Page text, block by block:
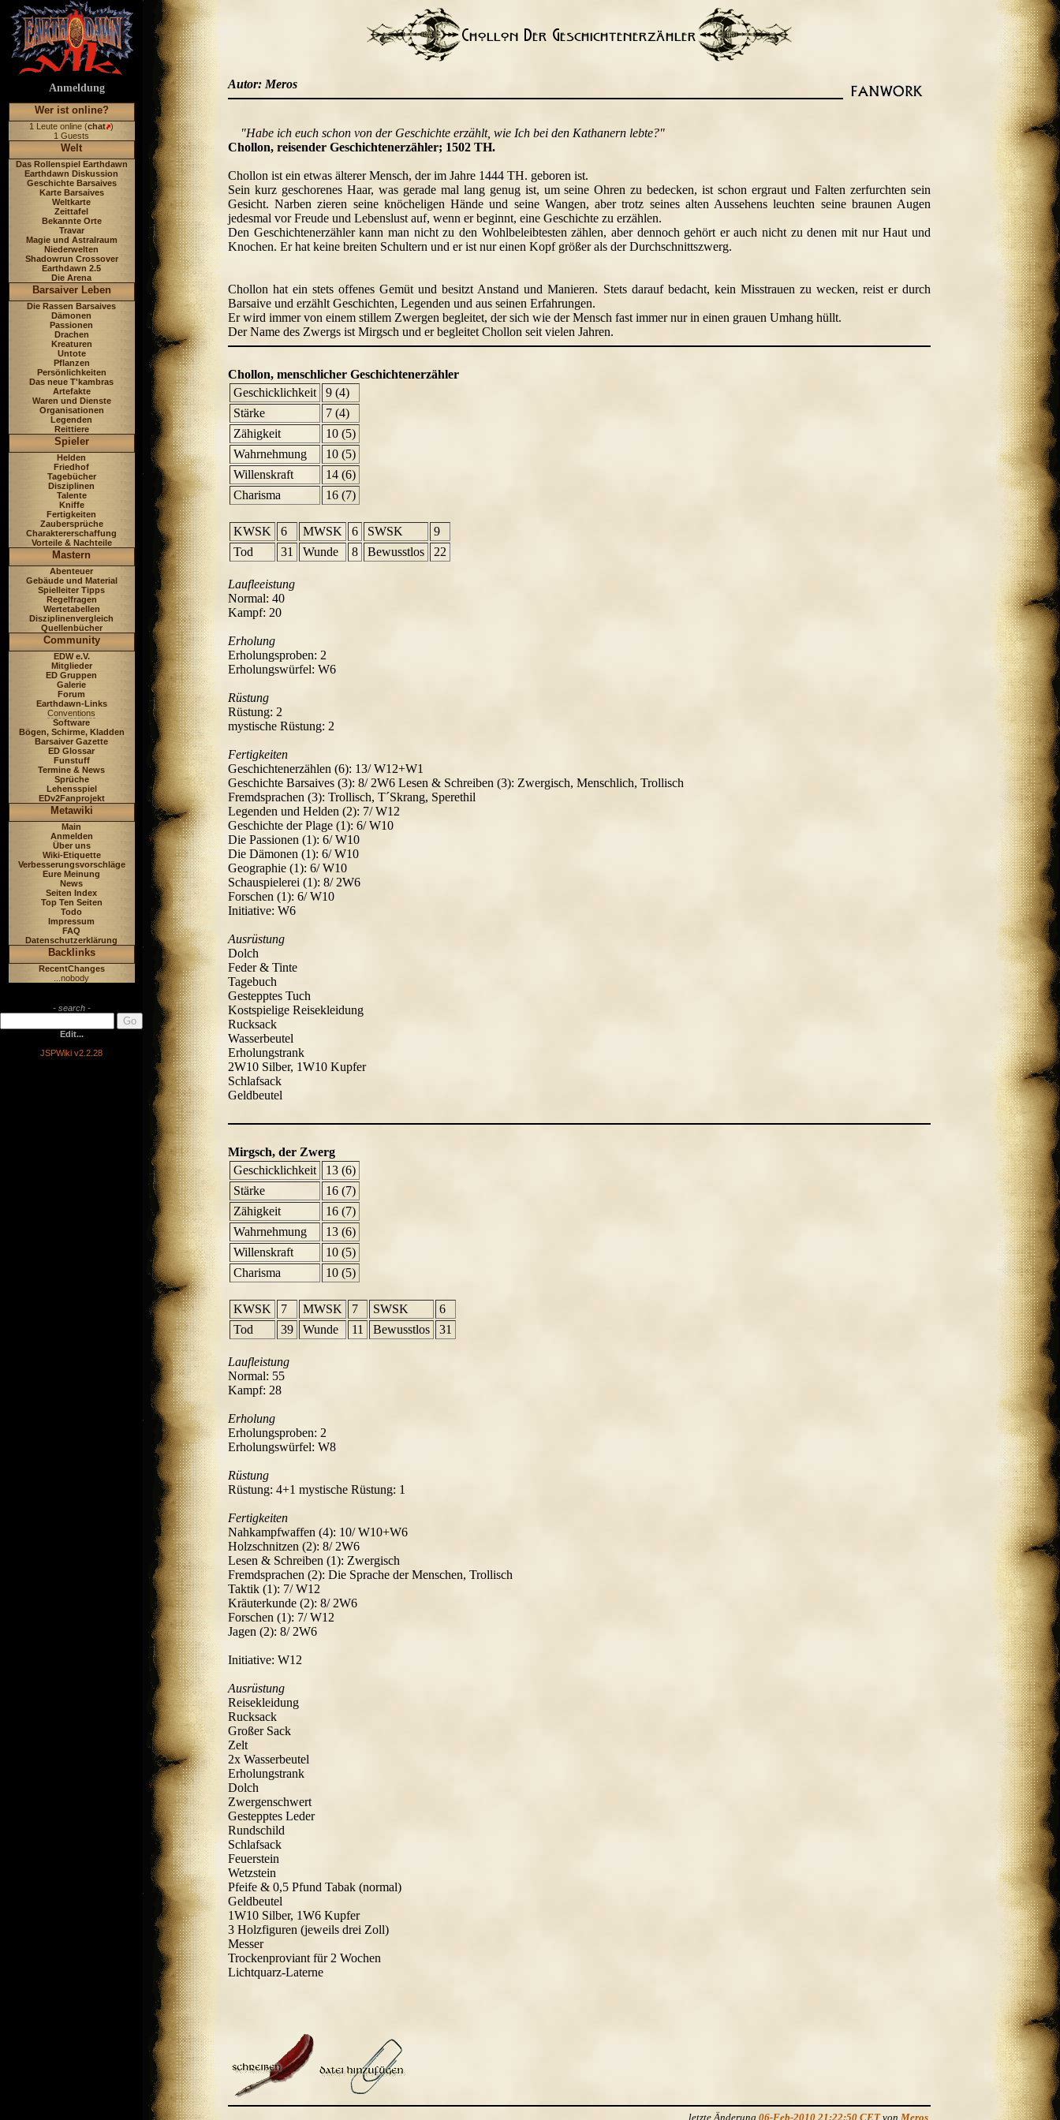
Anmeldung
Wer ist online?
1 Leute online (chat )
1 Guests
Welt
Das Rollenspiel Earthdawn
Earthdawn Diskussion
Geschichte Barsaives
Karte Barsaives
Weltkarte
Zeittafel
Bekannte Orte
Travar
Magie und Astralraum
Niederwelten
Shadowrun Crossover
Earthdawn 2.5
Die Arena
Barsaiver Leben
Die Rassen Barsaives
Dämonen
Passionen
Drachen
Kreaturen
Untote
Pflanzen
Persönlichkeiten
Das neue T'kambras
Artefakte
Waren und Dienste
Organisationen
Legenden
Reittiere
Spieler
Helden
Friedhof
Tagebücher
Disziplinen
Talente
Kniffe
Fertigkeiten
Zaubersprüche
Charaktererschaffung
Vorteile & Nachteile
Mastern
Abenteuer
Gebäude und Material
Spielleiter Tipps
Regelfragen
Wertetabellen
Disziplinenvergleich
Quellenbücher
Community
EDW e.V.
Mitglieder
ED Gruppen
Galerie
Forum
Earthdawn-Links
Conventions
Software
Bögen, Schirme, Kladden
Barsaiver Gazette
ED Glossar
Funstuff
Termine & News
Sprüche
Lehensspiel
EDv2Fanprojekt
Metawiki
Main
Anmelden
Über uns
Wiki-Etiquette
Verbesserungsvorschläge
Eure Meinung
News
Seiten Index
Top Ten Seiten
Todo
Impressum
FAQ
Datenschutzerklärung
Backlinks
RecentChanges
...nobody
- search -
Edit...
JSPWiki v2.2.28
Autor: Meros
"Habe ich euch schon von der Geschichte erzählt, wie Ich bei den Kathanern lebte?"
Chollon, reisender Geschichtenerzähler; 1502 TH.
Chollon ist ein etwas älterer Mensch, der im Jahre 1444 TH. geboren ist.
Sein kurz geschorenes Haar, was gerade mal lang genug ist, um seine Ohren zu bedecken, ist schon ergraut und Falten zerfurchten sein
Gesicht. Narben zieren seine knöcheligen Hände und seine Wangen, aber trotz seines alten Aussehens leuchten seine braunen Augen
jedesmal vor Freude und Lebenslust auf, wenn er beginnt, eine Geschichte zu erzählen.
Den Geschichtenerzähler kann man nicht zu den Wohlbeleibtesten zählen, aber dennoch gehört er auch nicht zu denen mit nur Haut und
Knochen. Er hat keine breiten Schultern und er ist nur einen Kopf größer als der Durchschnittszwerg.
Chollon hat ein stets offenes Gemüt und besitzt Anstand und Manieren. Stets darauf bedacht, kein Misstrauen zu wecken, reist er durch
Barsaive und erzählt Geschichten, Legenden und aus seinen Erfahrungen.
Er wird immer von einem stillem Zwergen begleitet, der sich wie der Mensch fast immer nur in einen grauen Umhang hüllt.
Der Name des Zwergs ist Mirgsch und er begleitet Chollon seit vielen Jahren.
Chollon, menschlicher Geschichtenerzähler
Geschicklichkeit
9 (4)
Stärke
7 (4)
Zähigkeit
10 (5)
Wahrnehmung
10 (5)
Willenskraft
14 (6)
Charisma
16 (7)
KWSK 6 MWSK 6 SWSK
9
Tod
31 Wunde 8 Bewusstlos 22
Laufleeistung
Normal: 40
Kampf: 20
Erholung
Erholungsproben: 2
Erholungswürfel: W6
Rüstung
Rüstung: 2
mystische Rüstung: 2
Fertigkeiten
Geschichtenerzählen (6): 13/ W12+W1
Geschichte Barsaives (3): 8/ 2W6 Lesen & Schreiben (3): Zwergisch, Menschlich, Trollisch
Fremdsprachen (3): Trollisch, T´Skrang, Sperethil
Legenden und Helden (2): 7/ W12
Geschichte der Plage (1): 6/ W10
Die Passionen (1): 6/ W10
Die Dämonen (1): 6/ W10
Geographie (1): 6/ W10
Schauspielerei (1): 8/ 2W6
Forschen (1): 6/ W10
Initiative: W6
Ausrüstung
Dolch
Feder & Tinte
Tagebuch
Gestepptes Tuch
Kostspielige Reisekleidung
Rucksack
Wasserbeutel
Erholungstrank
2W10 Silber, 1W10 Kupfer
Schlafsack
Geldbeutel
Mirgsch, der Zwerg
Geschicklichkeit
13 (6)
Stärke
16 (7)
Zähigkeit
16 (7)
Wahrnehmung
13 (6)
Willenskraft
10 (5)
Charisma
10 (5)
KWSK 7 MWSK 7 SWSK
6
Tod
39 Wunde 11 Bewusstlos 31
Laufleistung
Normal: 55
Kampf: 28
Erholung
Erholungsproben: 2
Erholungswürfel: W8
Rüstung
Rüstung: 4+1 mystische Rüstung: 1
Fertigkeiten
Nahkampfwaffen (4): 10/ W10+W6
Holzschnitzen (2): 8/ 2W6
Lesen & Schreiben (1): Zwergisch
Fremdsprachen (2): Die Sprache der Menschen, Trollisch
Taktik (1): 7/ W12
Kräuterkunde (2): 8/ 2W6
Forschen (1): 7/ W12
Jagen (2): 8/ 2W6
Initiative: W12
Ausrüstung
Reisekleidung
Rucksack
Großer Sack
Zelt
2x Wasserbeutel
Erholungstrank
Dolch
Zwergenschwert
Gestepptes Leder
Rundschild
Schlafsack
Feuerstein
Wetzstein
Pfeife & 0,5 Pfund Tabak (normal)
Geldbeutel
1W10 Silber, 1W6 Kupfer
3 Holzfiguren (jeweils drei Zoll)
Messer
Trockenproviant für 2 Wochen
Lichtquarz-Laterne
letzte Änderung 06-Feb-2010 21:22:50 CETvon Meros